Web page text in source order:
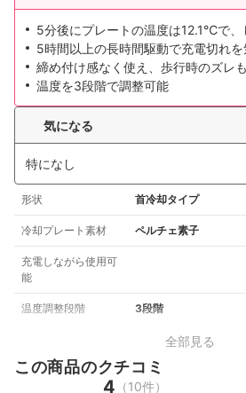
5分後にプレートの温度は12.1℃で、
5時間以上の長時間駆動で充電切れ
締め付け感なく使え、歩行時のズレ
温度を3段階で調整可能
気になる
特になし
形状 首冷却タイプ
冷却プレート素材 ペルチェ素子
充電しながら使用可
能
温度調整段階 3段階
全部見る
この商品のクチコミ
4 （10件）